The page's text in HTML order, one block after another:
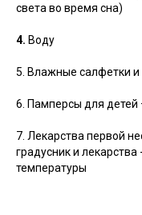
света во время сна)
4. Воду
5. Влажные салфетки и
6. Памперсы для детей
7. Лекарства первой
градусник и
температуры